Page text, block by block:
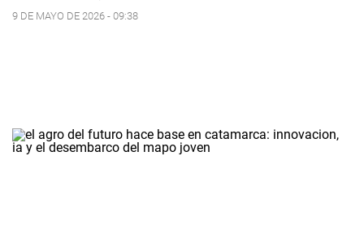
9 DE MAYO DE 2026 - 09:38